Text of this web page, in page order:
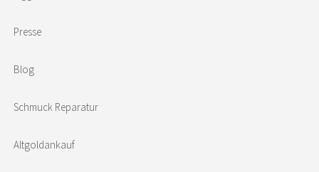
Presse
Blog
Schmuck Reparatur
Altgoldankauf